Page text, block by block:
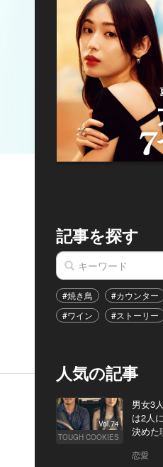
記事を探す
#焼き鳥 #カウンター
#ワイン
#ストーリー
人気の記事
Vol.74
TOUGH COOKIES
男女3
は2人
決めた
恋愛